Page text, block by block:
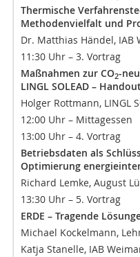
Thermische
Methodenvielfalt und
Dr. Matthias Händel, IAB
11:30 Uhr – 3. Vortrag
Maßnahmen zur CO2-
LINGL SOLEAD –
Holger Rottmann, LINGL
12:00 Uhr – Mittagessen
13:00 Uhr – 4. Vortrag
Betriebsdaten als
Optimierung
Richard Lemke, August
13:30 Uhr – 5. Vortrag
ERDE – Tragende
Michael Kockelmann,
Katja Stanelle, IAB